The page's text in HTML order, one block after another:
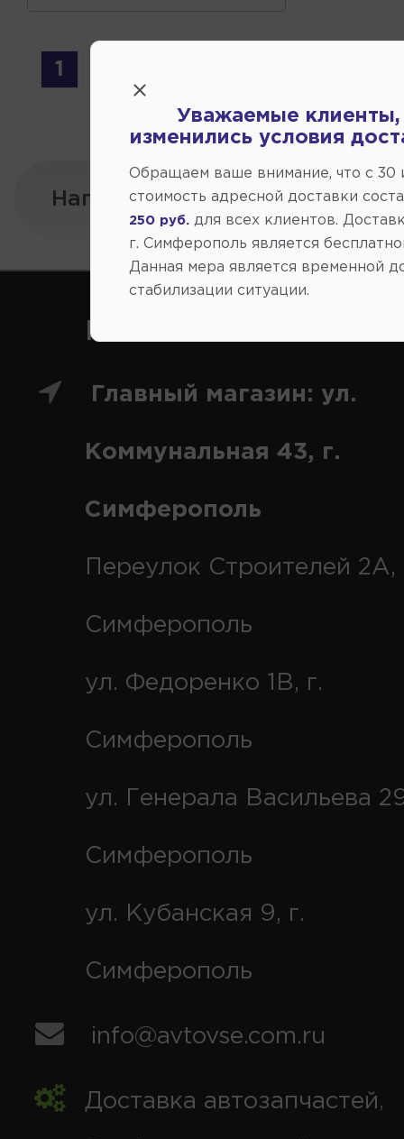
1
Напишите нам:
Как нас найти
Главный магазин: ул.
Коммунальная 43, г.
Симферополь
Переулок Строителей 2А,
Симферополь
ул. Федоренко 1В, г.
Симферополь
ул. Генерала Васильева
Симферополь
ул. Кубанская 9, г.
Симферополь
info@avtovse.com.ru
Доставка автозапчастей,
Уважаемые клиенты,
изменились условия
Обращаем ваше внимание, что c 30
стоимость адресной доставки
250 руб. для всех клиентов.
г. Симферополь является
Данная мера является временной
стабилизации ситуации.